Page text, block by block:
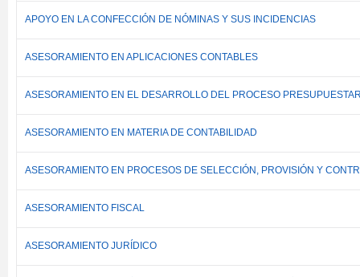
APOYO EN LA CONFECCIÓN DE NÓMINAS Y SUS INCIDENCIAS
ASESORAMIENTO EN APLICACIONES CONTABLES
ASESORAMIENTO EN EL DESARROLLO DEL PROCESO
ASESORAMIENTO EN MATERIA DE CONTABILIDAD
ASESORAMIENTO EN PROCESOS DE SELECCIÓN, PROVISIÓN Y
ASESORAMIENTO FISCAL
ASESORAMIENTO JURÍDICO